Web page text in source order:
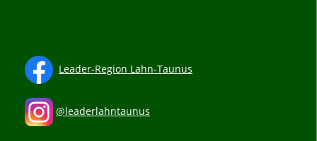
Leader-Region Lahn-Taunus
@leaderlahntaunus